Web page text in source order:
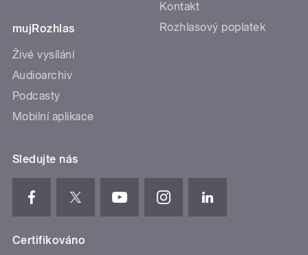
mujRozhlas
Živé vysílání
Audioarchiv
Podcasty
Mobilní aplikace
Kontakt
Rozhlasový poplatek
Sledujte nás
Certifikováno